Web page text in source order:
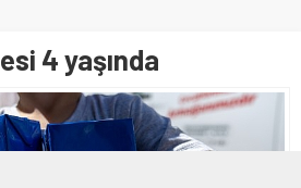
4 yaşında